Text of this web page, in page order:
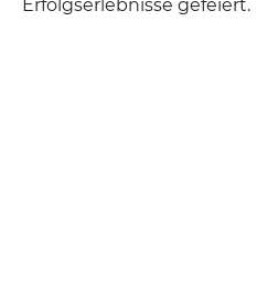
Erfolgserlebnisse gefeiert.